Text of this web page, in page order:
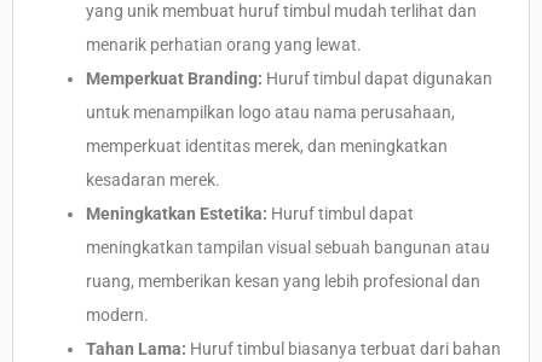
yang unik membuat huruf timbul mudah terlihat dan
menarik perhatian orang yang lewat.
Memperkuat Branding: Huruf timbul dapat digunakan
untuk menampilkan logo atau nama perusahaan,
memperkuat identitas merek, dan meningkatkan
kesadaran merek.
Meningkatkan Estetika: Huruf timbul dapat
meningkatkan tampilan visual sebuah bangunan atau
ruang, memberikan kesan yang lebih profesional dan
modern.
Tahan Lama: Huruf timbul biasanya terbuat dari bahan